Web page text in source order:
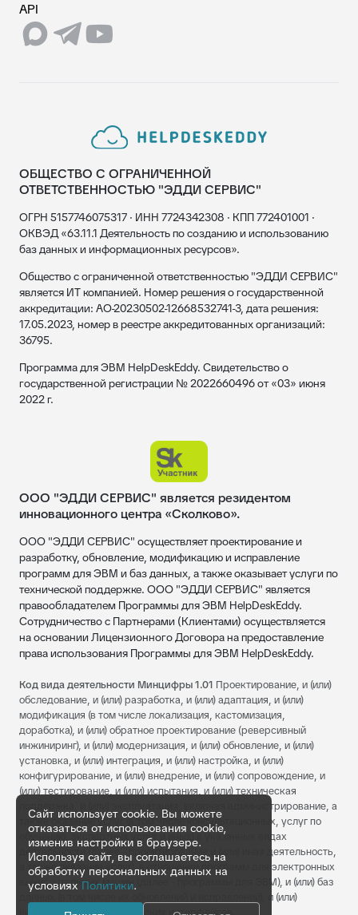
API
ОБЩЕСТВО С ОГРАНИЧЕННОЙ
ОТВЕТСТВЕННОСТЬЮ "ЭДДИ СЕРВИС"
ОГРН 5157746075317 · ИНН 7724342308 · КПП 772401001 ·
ОКВЭД «63.11.1 Деятельность по созданию и использованию
баз данных и информационных ресурсов».
Общество с ограниченной ответственностью "ЭДДИ СЕРВИС"
является ИТ компанией. Номер решения о государственной
аккредитации: АО-20230502-12668532741-3, дата решения:
17.05.2023, номер в реестре аккредитованных организаций:
36795.
Программа для ЭВМ HelpDeskEddy. Свидетельство о
государственной регистрации № 2022660496 от «03» июня
2022 г.
ООО "ЭДДИ СЕРВИС" является резидентом
инновационного центра «Сколково».
ООО "ЭДДИ СЕРВИС" осуществляет проектирование и
разработку, обновление, модификацию и исправление
программ для ЭВМ и баз данных, а также оказывает услуги по
технической поддержке. ООО "ЭДДИ СЕРВИС" является
правообладателем Программы для ЭВМ HelpDeskEddy.
Сотрудничество с Партнерами (Клиентами) осуществляется
на основании Лицензионного Договора на предоставление
права использования Программы для ЭВМ HelpDeskEddy.
Код вида деятельности Минцифры 1.01 Проектирование, и (или)
обследование, и (или) разработка, и (или) адаптация, и (или)
модификация (в том числе локализация, кастомизация,
доработка), и (или) обратное проектирование (реверсивный
инжиниринг), и (или) модернизация, и (или) обновление, и (или)
установка, и (или) интеграция, и (или) настройка, и (или)
конфигурирование, и (или) внедрение, и (или) сопровождение, и
(или) тестирование, и (или) испытания, и (или) техническая
поддержка, и (или) эксплуатация, включая администрирование, а
также оказание услуг (в том числе консультационных, услуг по
обучению, экспертных услуг и иных) в указанных видах
деятельности (далее - проектирование и (или) иная деятельность,
а также оказание услуг), в отношении программ для электронных
вычислительных машин (далее - программы для ЭВМ), и (или) баз
данных (в том числе их обновлений и исправлений), и (или)
визуальных пользовательских интерфейсов.
Сайт использует cookie. Вы можете
отказаться от использования cookie,
изменив настройки в браузере.
Используя сайт, вы соглашаетесь на
обработку персональных данных на
условиях Политики.